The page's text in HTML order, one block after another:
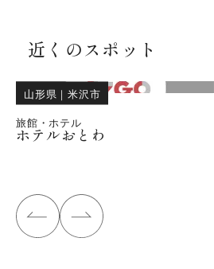
近くのスポット
山形県 ｜米沢市
旅館・ホテル
ホテルおとわ